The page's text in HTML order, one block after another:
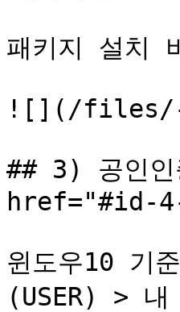
패키지 설치
![](/files/-
## 3) 공인인
href="#id-
윈도우10 기
(USER) >